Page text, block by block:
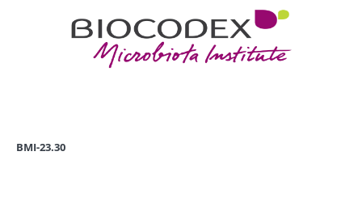
BMI-23.30